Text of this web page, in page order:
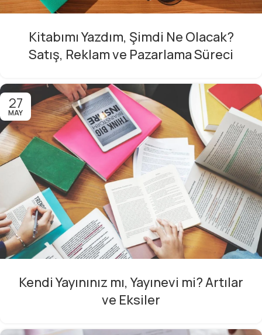
Kitabımı Yazdım, Şimdi Ne Olacak?
Satış, Reklam ve Pazarlama Süreci
27
MAY
Kendi Yayınınız mı, Yayınevi mi? Artılar
ve Eksiler